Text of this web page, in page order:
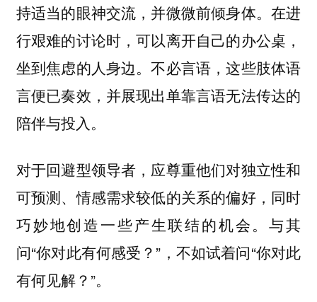
持适当的眼神交流，并微微前倾身体。在进
行艰难的讨论时，可以离开自己的办公桌，
坐到焦虑的人身边。不必言语，这些肢体语
言便已奏效，并展现出单靠言语无法传达的
陪伴与投入。
对于回避型领导者，应尊重他们对独立性和
可预测、情感需求较低的关系的偏好，同时
巧妙地创造一些产生联结的机会。与其
问“你对此有何感受？”，不如试着问“你对此
有何见解？”。